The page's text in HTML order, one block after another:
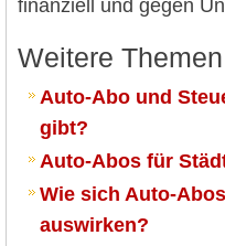
finanziell und gegen
Weitere Themen
Auto-Abo und
gibt?
Auto-Abos für
Wie sich Auto-
auswirken?